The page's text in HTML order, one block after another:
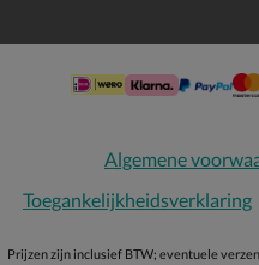
Algemene
Toegankelijkheidsverklaring
Prijzen zijn inclusief BTW; eventuele